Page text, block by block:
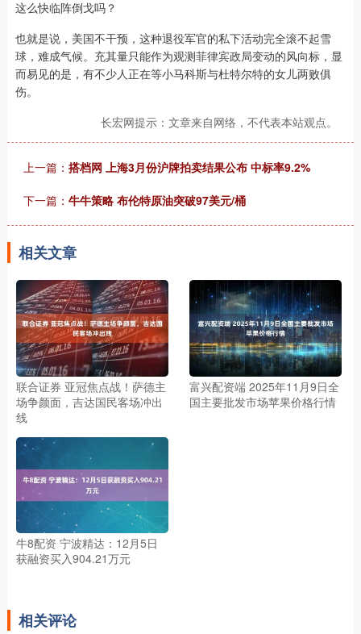
这么快临阵倒戈吗？
也就是说，美国不干预，这种退役军官的私下活动完全滚不起雪
球，难成气候。充其量只能作为观测菲律宾政局变动的风向标，显
而易见的是，有不少人正在等小马科斯与杜特尔特的女儿两败俱
伤。
长宏网提示：文章来自网络，不代表本站观点。
上一篇： 搭档网 上海3月份沪牌拍卖结果公布 中标率9.2%
下一篇： 牛牛策略 布伦特原油突破97美元/桶
相关文章
联合证券 亚冠焦点战！萨德主
场争颜面，吉达国民客场冲出
线
富兴配资端 2025年11月9日全
国主要批发市场苹果价格行情
牛8配资 宁波精达：12月5日
获融资买入904.21万元
相关评论